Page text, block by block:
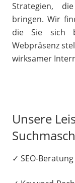
Strategien,
bringen. Wir
die Sie sich
Webpräsenz
wirksamer
Unsere
✓ SEO-Beratung